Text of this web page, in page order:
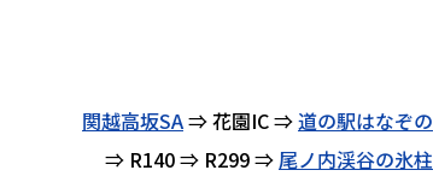
関越高坂SA⇒ 花園IC ⇒道の駅はなぞの
⇒ R140 ⇒ R299 ⇒尾ノ内渓谷の氷柱